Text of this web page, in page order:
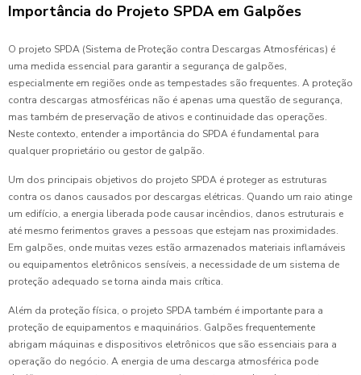
Importância do Projeto SPDA em Galpões
O projeto SPDA (Sistema de Proteção contra Descargas Atmosféricas) é
uma medida essencial para garantir a segurança de galpões,
especialmente em regiões onde as tempestades são frequentes. A proteção
contra descargas atmosféricas não é apenas uma questão de segurança,
mas também de preservação de ativos e continuidade das operações.
Neste contexto, entender a importância do SPDA é fundamental para
qualquer proprietário ou gestor de galpão.
Um dos principais objetivos do projeto SPDA é proteger as estruturas
contra os danos causados por descargas elétricas. Quando um raio atinge
um edifício, a energia liberada pode causar incêndios, danos estruturais e
até mesmo ferimentos graves a pessoas que estejam nas proximidades.
Em galpões, onde muitas vezes estão armazenados materiais inflamáveis
ou equipamentos eletrônicos sensíveis, a necessidade de um sistema de
proteção adequado se torna ainda mais crítica.
Além da proteção física, o projeto SPDA também é importante para a
proteção de equipamentos e maquinários. Galpões frequentemente
abrigam máquinas e dispositivos eletrônicos que são essenciais para a
operação do negócio. A energia de uma descarga atmosférica pode